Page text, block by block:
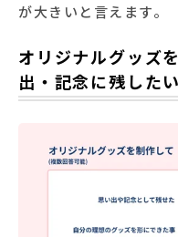
が大きいと言えます。
オリジナルグッズ
出・記念に残した